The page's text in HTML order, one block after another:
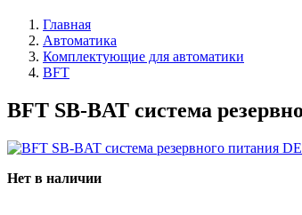
Главная
Автоматика
Комплектующие для автоматики
BFT
BFT SB-BAT система
Нет в наличии